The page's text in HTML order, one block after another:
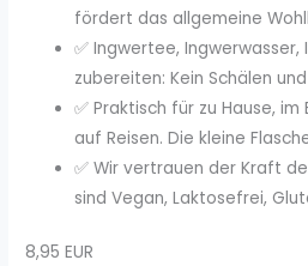
fördert das allgemeine
✅ Ingwertee,
zubereiten: Kein Schälen
✅ Praktisch für zu Hause,
auf Reisen. Die kleine
✅ Wir vertrauen der Kraft
sind Vegan, Laktosefrei,
8,95 EUR